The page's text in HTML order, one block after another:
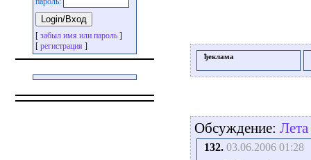
[ забыл имя или пароль ]
[ регистрация ]
ђеклама
Обсуждение:
132. 03.06.2006 01:28